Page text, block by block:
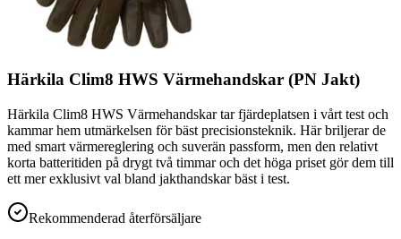
Härkila Clim8 HWS Värmehandskar (PN Jakt)
Härkila Clim8 HWS Värmehandskar tar fjärdeplatsen i vårt test och
kammar hem utmärkelsen för bäst precisionsteknik. Här briljerar de
med smart värmereglering och suverän passform, men den relativt
korta batteritiden på drygt två timmar och det höga priset gör dem till
ett mer exklusivt val bland jakthandskar bäst i test.
Rekommenderad återförsäljare